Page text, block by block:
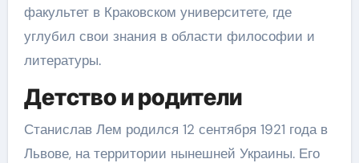
факультет в Краковском университете, где
углубил свои знания в области философии и
литературы.
Детство и родители
Станислав Лем родился 12 сентября 1921 года в
Львове, на территории нынешней Украины. Его